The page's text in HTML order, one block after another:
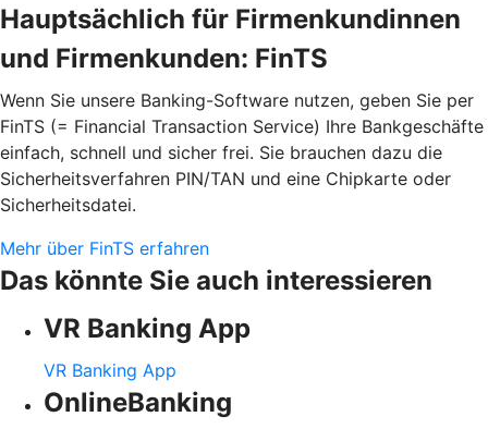
Hauptsächlich für Firmenkundinnen
und Firmenkunden: FinTS
Wenn Sie unsere Banking-Software nutzen, geben Sie per
FinTS (= Financial Transaction Service) Ihre Bankgeschäfte
einfach, schnell und sicher frei. Sie brauchen dazu die
Sicherheitsverfahren PIN/TAN und eine Chipkarte oder
Sicherheitsdatei.
Mehr über FinTS erfahren
Das könnte Sie auch interessieren
VR Banking App
VR Banking App
OnlineBanking